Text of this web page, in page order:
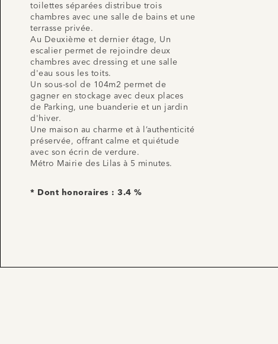
toilettes séparées distribue trois
chambres avec une salle de bains et une
terrasse privée.
Au Deuxième et dernier étage, Un
escalier permet de rejoindre deux
chambres avec dressing et une salle
d'eau sous les toits.
Un sous-sol de 104m2 permet de
gagner en stockage avec deux places
de Parking, une buanderie et un jardin
d'hiver.
Une maison au charme et à l’authenticité
préservée, offrant calme et quiétude
avec son écrin de verdure.
Métro Mairie des Lilas à 5 minutes.
* Dont honoraires : 3.4 %